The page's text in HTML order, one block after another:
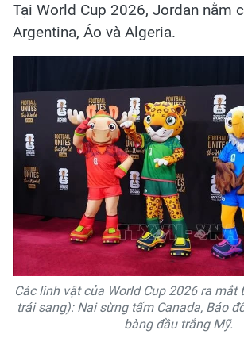
Tại World Cup 2026, Jordan nằm
Argentina, Áo và Algeria.
Các linh vật của World Cup 2026 ra mắt
trái sang): Nai sừng tấm Canada, Báo
bàng đầu trắng Mỹ.